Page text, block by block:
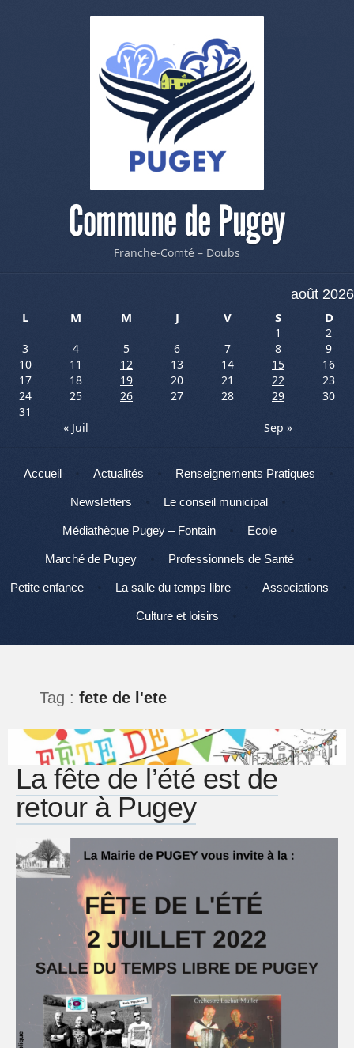
Commune de Pugey
Franche-Comté – Doubs
août 2026
L
M M J V S D
1
2
3
4 5 6 7 8
9
10
11 12 13 14 15
16
17
18 19 20 21 22
23
24
25 26 27 28 29
30
31
« Juil
Sep »
Menu
Aller au contenu
Accueil Actualités Renseignements Pratiques
Newsletters Le conseil municipal
Médiathèque Pugey – Fontain Ecole
Marché de Pugey Professionnels de Santé
Petite enfance La salle du temps libre Associations
Culture et loisirs
Tag : fete de l'ete
La fête de l’été est de
retour à Pugey